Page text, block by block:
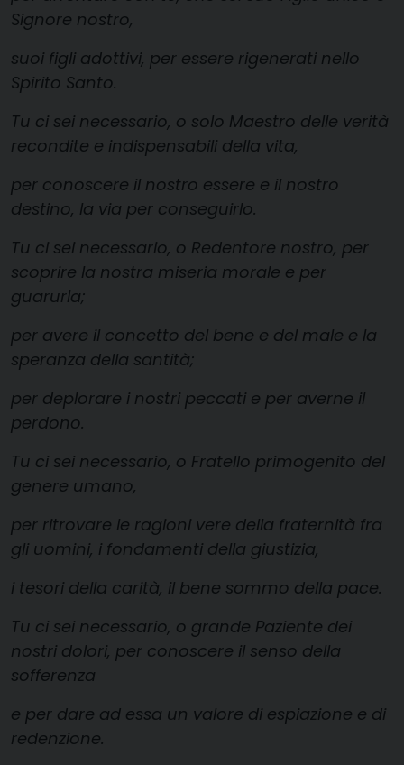
Signore nostro,
suoi figli adottivi, per essere rigenerati nello
Spirito Santo.
Tu ci sei necessario, o solo Maestro delle verità
recondite e indispensabili della vita,
per conoscere il nostro essere e il nostro
destino, la via per conseguirlo.
Tu ci sei necessario, o Redentore nostro, per
scoprire la nostra miseria morale e per
guarurla;
per avere il concetto del bene e del male e la
speranza della santità;
per deplorare i nostri peccati e per averne il
perdono.
Tu ci sei necessario, o Fratello primogenito del
genere umano,
per ritrovare le ragioni vere della fraternità fra
gli uomini, i fondamenti della giustizia,
i tesori della carità, il bene sommo della pace.
Tu ci sei necessario, o grande Paziente dei
nostri dolori, per conoscere il senso della
sofferenza
e per dare ad essa un valore di espiazione e di
redenzione.